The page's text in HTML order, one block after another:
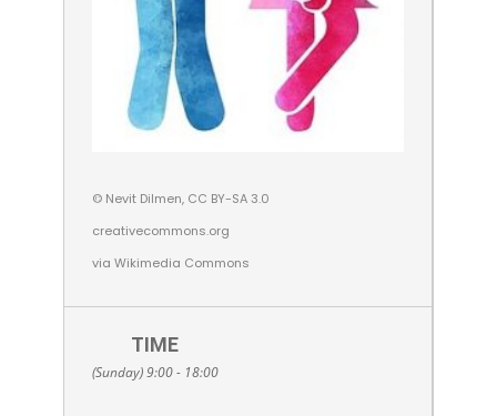
© Nevit Dilmen, CC BY-SA 3.0
creativecommons.org
via Wikimedia Commons
TIME
(Sunday) 9:00 - 18:00